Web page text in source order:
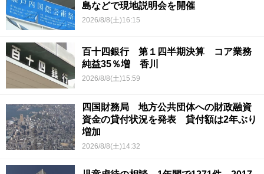
島などで現地説明会を開催
2026/8/8(土)16:15
百十四銀行 第１四半期決算 コア業務
純益35％増 香川
2026/8/8(土)15:59
四国財務局 地方公共団体への財政融資
資金の貸付状況を発表 貸付額は2年ぶり
増加
2026/8/8(土)14:32